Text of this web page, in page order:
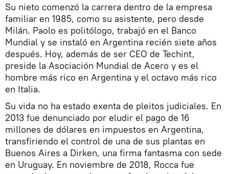
Su nieto comenzó la carrera dentro de la empresa
familiar en 1985, como su asistente, pero desde
Milán. Paolo es politólogo, trabajó en el Banco
Mundial y se instaló en Argentina recién siete años
después. Hoy, además de ser CEO de Techint,
preside la Asociación Mundial de Acero y es el
hombre más rico en Argentina y el octavo más rico
en Italia.
​Su vida no ha estado exenta de pleitos judiciales. En
2013 fue denunciado por eludir el pago de 16
millones de dólares en impuestos en Argentina,
transfiriendo el control de una de sus plantas en
Buenos Aires a Dirken, una firma fantasma con sede
en Uruguay. En noviembre de 2018, Rocca fue